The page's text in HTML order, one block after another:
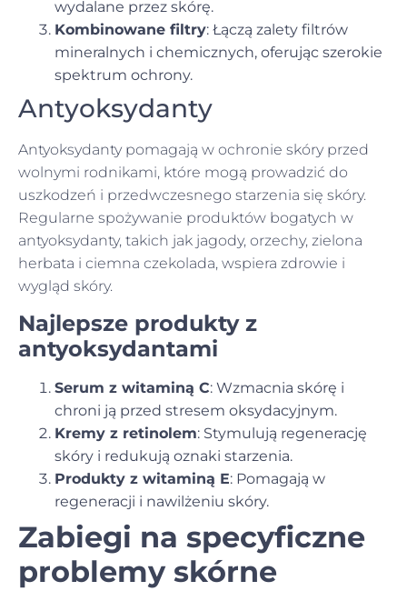
wydalane przez skórę.
Kombinowane filtry: Łączą zalety filtrów
mineralnych i chemicznych, oferując szerokie
spektrum ochrony.
Antyoksydanty
Antyoksydanty pomagają w ochronie skóry przed
wolnymi rodnikami, które mogą prowadzić do
uszkodzeń i przedwczesnego starzenia się skóry.
Regularne spożywanie produktów bogatych w
antyoksydanty, takich jak jagody, orzechy, zielona
herbata i ciemna czekolada, wspiera zdrowie i
wygląd skóry.
Najlepsze produkty z
antyoksydantami
Serum z witaminą C: Wzmacnia skórę i
chroni ją przed stresem oksydacyjnym.
Kremy z retinolem: Stymulują regenerację
skóry i redukują oznaki starzenia.
Produkty z witaminą E: Pomagają w
regeneracji i nawilżeniu skóry.
Zabiegi na specyficzne
problemy skórne